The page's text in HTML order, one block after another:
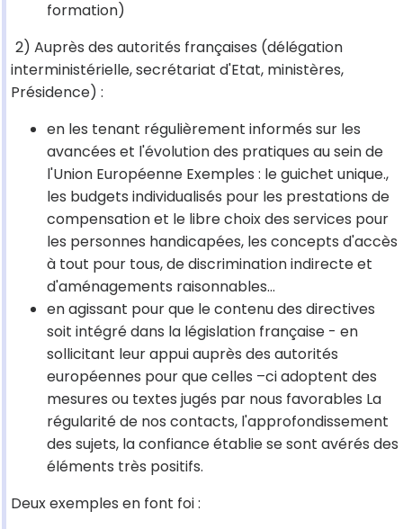
formation)
2) Auprès des autorités françaises (délégation
interministérielle, secrétariat d'Etat, ministères,
Présidence) :
en les tenant régulièrement informés sur les
avancées et l'évolution des pratiques au sein de
l'Union Européenne Exemples : le guichet unique.,
les budgets individualisés pour les prestations de
compensation et le libre choix des services pour
les personnes handicapées, les concepts d'accès
à tout pour tous, de discrimination indirecte et
d'aménagements raisonnables…
en agissant pour que le contenu des directives
soit intégré dans la législation française - en
sollicitant leur appui auprès des autorités
européennes pour que celles –ci adoptent des
mesures ou textes jugés par nous favorables La
régularité de nos contacts, l'approfondissement
des sujets, la confiance établie se sont avérés des
éléments très positifs.
Deux exemples en font foi :